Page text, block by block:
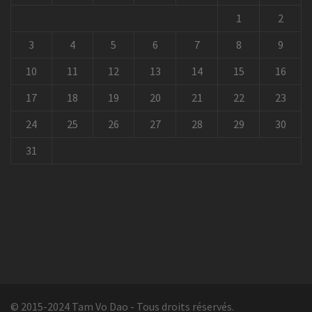
1
2
3
4 5 6 7 8
9
10
11 12 13 14 15
16
17
18 19 20 21 22
23
24
25 26 27 28 29
30
31
© 2015-2024 Tam Vo Dao - Tous droits réservés.